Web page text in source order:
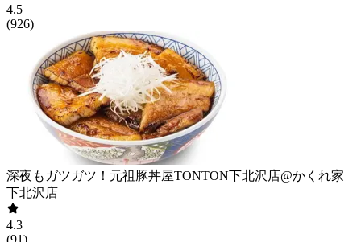
4.5
(926)
深夜もガツガツ！元祖豚丼屋TONTON下北沢店@かくれ家
下北沢店
4.3
(91)